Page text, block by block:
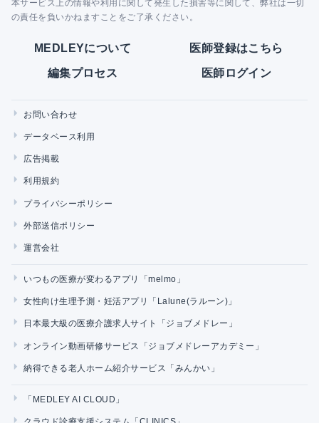
本サービス上の情報や利用に関して発生した損害等に関して、弊社は一切
の責任を負いかねますことをご了承ください。
MEDLEYについて 医師登録はこちら
編集プロセス 医師ログイン
お問い合わせ
データベース利用
広告掲載
利用規約
プライバシーポリシー
外部送信ポリシー
運営会社
いつもの医療が変わるアプリ「melmo」
女性向け生理予測・妊活アプリ「Lalune(ラルーン)」
日本最大級の医療介護求人サイト「ジョブメドレー」
オンライン動画研修サービス「ジョブメドレーアカデミー」
納得できる老人ホーム紹介サービス「みんかい」
「MEDLEY AI CLOUD」